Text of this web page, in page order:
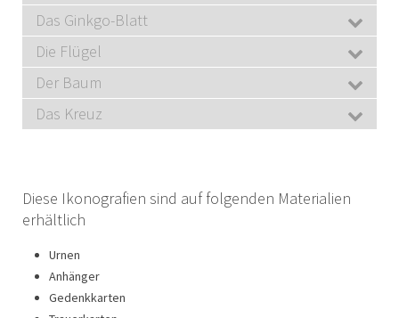
Das Ginkgo-Blatt
Die Flügel
Der Baum
Das Kreuz
Diese Ikonografien sind auf folgenden Materialien
erhältlich
Urnen
Anhänger
Gedenkkarten